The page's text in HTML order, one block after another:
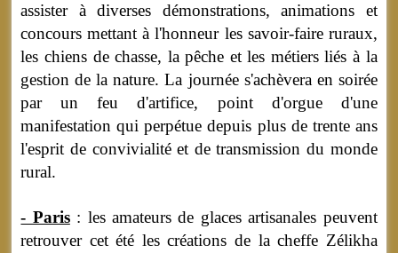
assister à diverses démonstrations, animations et
concours mettant à l'honneur les savoir-faire ruraux,
les chiens de chasse, la pêche et les métiers liés à la
gestion de la nature. La journée s'achèvera en soirée
par un feu d'artifice, point d'orgue d'une
manifestation qui perpétue depuis plus de trente ans
l'esprit de convivialité et de transmission du monde
rural.
- Paris: les amateurs de glaces artisanales peuvent
retrouver cet été les créations de la cheffe Zélikha